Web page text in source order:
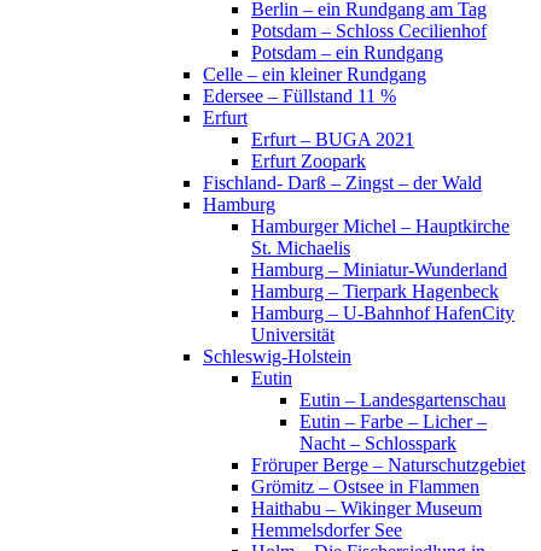
Berlin – ein Rundgang am Tag
Potsdam – Schloss Cecilienhof
Potsdam – ein Rundgang
Celle – ein kleiner Rundgang
Edersee – Füllstand 11 %
Erfurt
Erfurt – BUGA 2021
Erfurt Zoopark
Fischland- Darß – Zingst – der Wald
Hamburg
Hamburger Michel – Hauptkirche
St. Michaelis
Hamburg – Miniatur-Wunderland
Hamburg – Tierpark Hagenbeck
Hamburg – U-Bahnhof HafenCity
Universität
Schleswig-Holstein
Eutin
Eutin – Landesgartenschau
Eutin – Farbe – Licher –
Nacht – Schlosspark
Fröruper Berge – Naturschutzgebiet
Grömitz – Ostsee in Flammen
Haithabu – Wikinger Museum
Hemmelsdorfer See